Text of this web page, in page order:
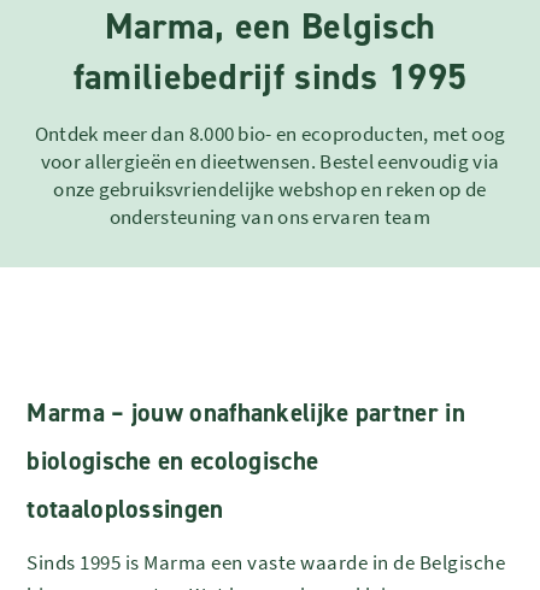
Marma, een Belgisch
familiebedrijf sinds 1995
Ontdek meer dan 8.000 bio- en ecoproducten, met oog
voor allergieën en dieetwensen. Bestel eenvoudig via
onze gebruiksvriendelijke webshop en reken op de
ondersteuning van ons ervaren team
Marma – jouw onafhankelijke partner in
biologische en ecologische
totaaloplossingen
Sinds 1995 is Marma een vaste waarde in de Belgische